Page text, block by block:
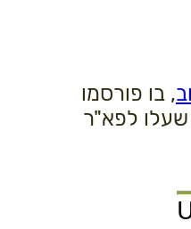
, בו פורסמו
שעלו לפא"ר